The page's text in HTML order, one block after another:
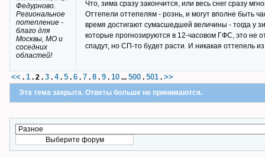
Федурново.
Региональное
потепление -
благо для
Москвы, МО и
соседних
областей!
Что, зима сразу закончится, или весь снег сразу
Оттепели оттепелям - рознь, и могут вполне быть
время достигают сумасшедшей величины - тогда у
которые прогнозируются в 12-часовом ГФС, это не
спадут, но СП-то будет расти. И никакая оттепель
<< . 1 . 2 . 3 . 4. 5 . 6 . 7 . 8 . 9 . 10 ... 500 . 501 . >>
Эта тема закрыта. Ответы больше не принимаются.